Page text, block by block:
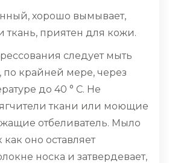
хорошо вымывает,
ткань, приятен для кожи.
следует мыть
крайней мере, через
до 40 ° C. Не
ткани или моющие
отбеливатель. Мыло
как оно оставляет
носка и затвердевает,